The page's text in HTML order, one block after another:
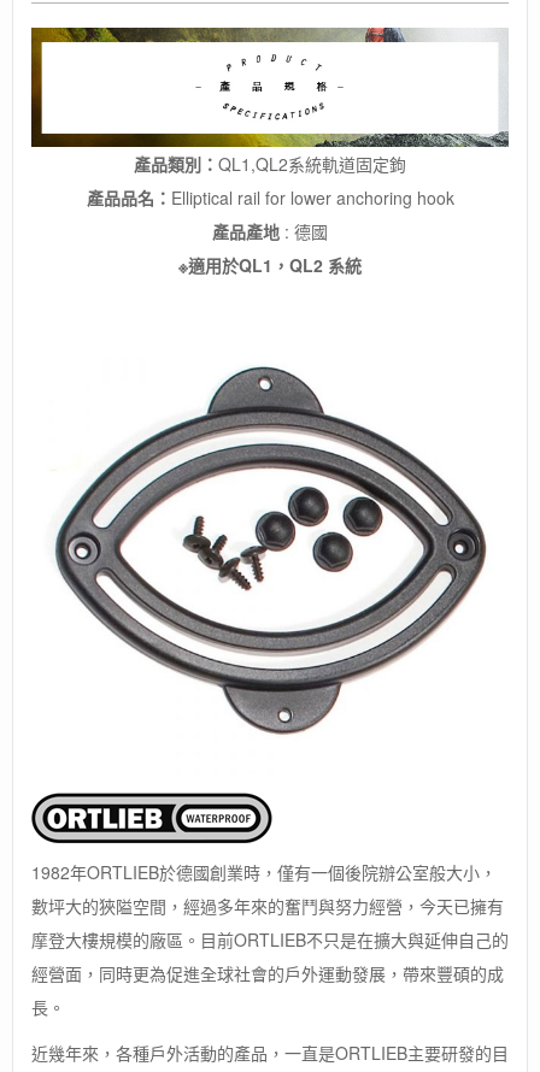
鞍
袋
配
產品類別： QL1,QL2系統軌道固定鉤
產品品名： Elliptical rail for lower anchoring hook
產品產地 : 德國
※適用於QL1，QL2 系統
1982年ORTLIEB於德國創業時，僅有一個後院辦公室般大小，
數坪大的狹隘空間，經過多年來的奮鬥與努力經營，今天已擁有
摩登大樓規模的廠區。目前ORTLIEB不只是在擴大與延伸自己的
經營面，同時更為促進全球社會的戶外運動發展，帶來豐碩的成
長。
近幾年來，各種戶外活動的產品，一直是ORTLIEB主要研發的目